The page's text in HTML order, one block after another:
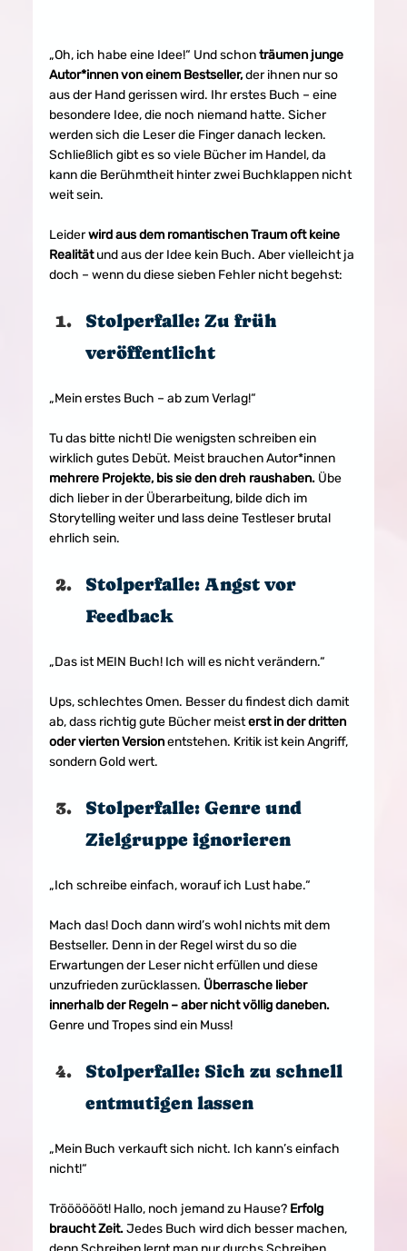
„Oh, ich habe eine Idee!“ Und schon träumen junge
Autor*innen von einem Bestseller, der ihnen nur so
aus der Hand gerissen wird. Ihr erstes Buch – eine
besondere Idee, die noch niemand hatte. Sicher
werden sich die Leser die Finger danach lecken.
Schließlich gibt es so viele Bücher im Handel, da
kann die Berühmtheit hinter zwei Buchklappen nicht
weit sein.
Leider wird aus dem romantischen Traum oft keine
Realität und aus der Idee kein Buch. Aber vielleicht ja
doch – wenn du diese sieben Fehler nicht begehst:
Stolperfalle: Zu früh
veröffentlicht
„Mein erstes Buch – ab zum Verlag!“
Tu das bitte nicht! Die wenigsten schreiben ein
wirklich gutes Debüt. Meist brauchen Autor*innen
mehrere Projekte, bis sie den dreh raushaben. Übe
dich lieber in der Überarbeitung, bilde dich im
Storytelling weiter und lass deine Testleser brutal
ehrlich sein.
Stolperfalle: Angst vor
Feedback
„Das ist MEIN Buch! Ich will es nicht verändern.“
Ups, schlechtes Omen. Besser du findest dich damit
ab, dass richtig gute Bücher meist erst in der dritten
oder vierten Version entstehen. Kritik ist kein Angriff,
sondern Gold wert.
Stolperfalle: Genre und
Zielgruppe ignorieren
„Ich schreibe einfach, worauf ich Lust habe.“
Mach das! Doch dann wird’s wohl nichts mit dem
Bestseller. Denn in der Regel wirst du so die
Erwartungen der Leser nicht erfüllen und diese
unzufrieden zurücklassen. Überrasche lieber
innerhalb der Regeln – aber nicht völlig daneben.
Genre und Tropes sind ein Muss!
Stolperfalle: Sich zu schnell
entmutigen lassen
„Mein Buch verkauft sich nicht. Ich kann’s einfach
nicht!“
Trööööööt! Hallo, noch jemand zu Hause? Erfolg
braucht Zeit. Jedes Buch wird dich besser machen,